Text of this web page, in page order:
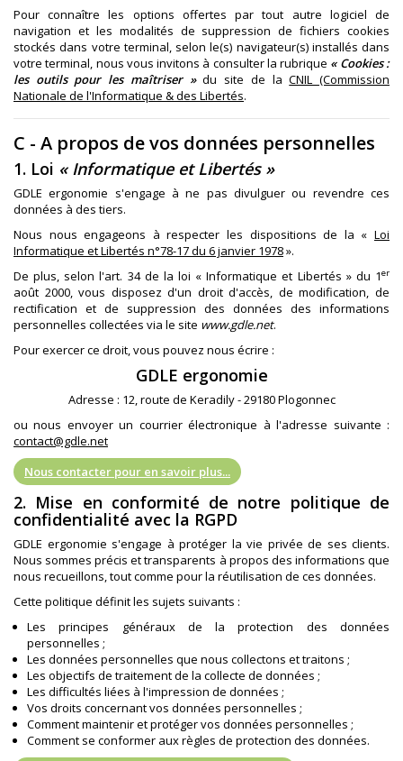
Pour connaître les options offertes par tout autre logiciel de
navigation et les modalités de suppression de fichiers cookies
stockés dans votre terminal, selon le(s) navigateur(s) installés dans
votre terminal, nous vous invitons à consulter la rubrique « Cookies :
les outils pour les maîtriser »du site de laCNIL (Commission
Nationale de l'Informatique & des Libertés.
C - A propos de vos données personnelles
1. Loi « Informatique et Libertés »
GDLE ergonomie s'engage à ne pas divulguer ou revendre ces
données à des tiers.
Nous nous engageons à respecter les dispositions de la « Loi
Informatique et Libertés n°78-17 du 6 janvier 1978».
De plus, selon l'art. 34 de la loi « Informatique et Libertés » du 1er
août 2000, vous disposez d'un droit d'accès, de modification, de
rectification et de suppression des données des informations
personnelles collectées via le site www.gdle.net.
Pour exercer ce droit, vous pouvez nous écrire :
GDLE ergonomie
Adresse : 12, route de Keradily - 29180 Plogonnec
ou nous envoyer un courrier électronique à l'adresse suivante :
contact@gdle.net
Nous contacter pour en savoir plus...
2. Mise en conformité de notre politique de
confidentialité avec la RGPD
GDLE ergonomie s'engage à protéger la vie privée de ses clients.
Nous sommes précis et transparents à propos des informations que
nous recueillons, tout comme pour la réutilisation de ces données.
Cette politique définit les sujets suivants :
Les principes généraux de la protection des données
personnelles ;
Les données personnelles que nous collectons et traitons ;
Les objectifs de traitement de la collecte de données ;
Les difficultés liées à l'impression de données ;
Vos droits concernant vos données personnelles ;
Comment maintenir et protéger vos données personnelles ;
Comment se conformer aux règles de protection des données.